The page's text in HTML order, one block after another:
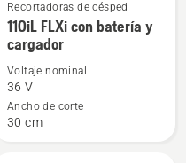
Ver
más
detalles
sobre
110iL
FLXi
Recortadoras de césped
110iL FLXi con batería y
cargador
Voltaje nominal
36 V
Ancho de corte
30 cm